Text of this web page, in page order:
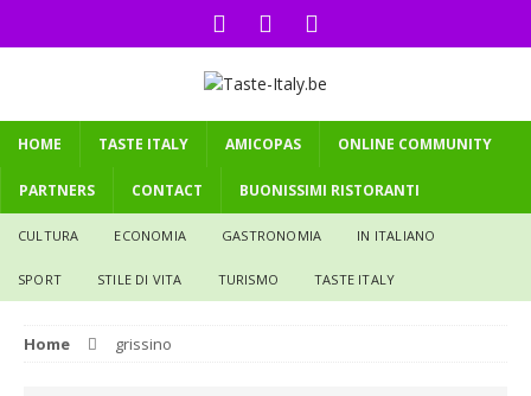
HOME TASTE ITALY AMICOPAS ONLINE COMMUNITY
PARTNERS CONTACT BUONISSIMI RISTORANTI
CULTURA ECONOMIA GASTRONOMIA IN ITALIANO
SPORT STILE DI VITA TURISMO TASTE ITALY
Home grissino